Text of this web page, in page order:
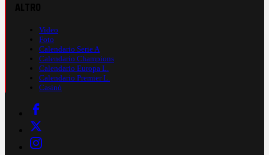
Video
Foto
Calendario Serie A
Calendario Champions
Calendario Europa L.
Calendario Premier L.
Casinò